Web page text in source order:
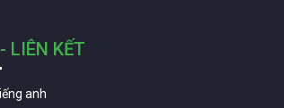
LIÊN KẾT
anh